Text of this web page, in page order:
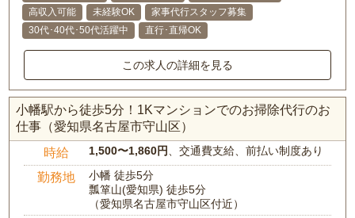
高収入可能
未経験OK
家事代行スタッフ募集
30代･40代･50代活躍中
直行･直帰OK
この求人の詳細を見る
小幡駅から徒歩5分！1Kマンションでのお掃除代行のお
仕事（愛知県名古屋市守山区）
時給 1,500〜1,860円 、交通費支給、前払い制度あり
勤務地
小幡 徒歩5分
瓢箪山(愛知県) 徒歩5分
（愛知県名古屋市守山区付近）